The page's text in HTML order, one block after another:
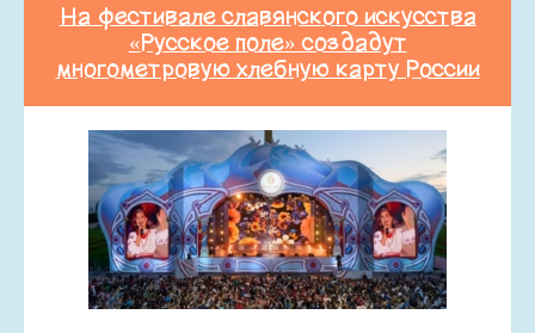
На фестивале славянского искусства
«Русское поле» создадут
многометровую хлебную карту России